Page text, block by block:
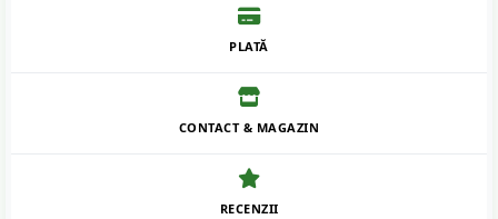
PLATĂ
CONTACT & MAGAZIN
RECENZII